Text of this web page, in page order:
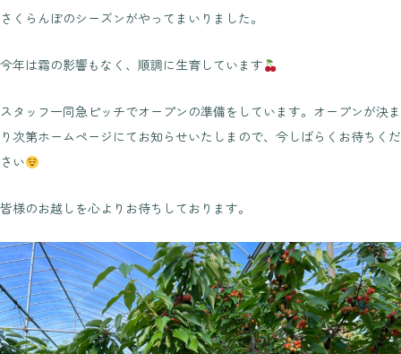
さくらんぼのシーズンがやってまいりました。
今年は霜の影響もなく、順調に生育しています
スタッフ一同急ピッチでオープンの準備をしています。オープンが決ま
り次第ホームページにてお知らせいたしまので、今しばらくお待ちくだ
さい
皆様のお越しを心よりお待ちしております。